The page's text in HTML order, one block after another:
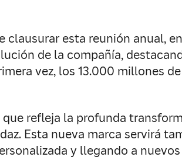
esta reunión anual,
de la compañía,
vez, los 13.000 millones
refleja la profunda
Esta nueva marca servirá
y llegando a